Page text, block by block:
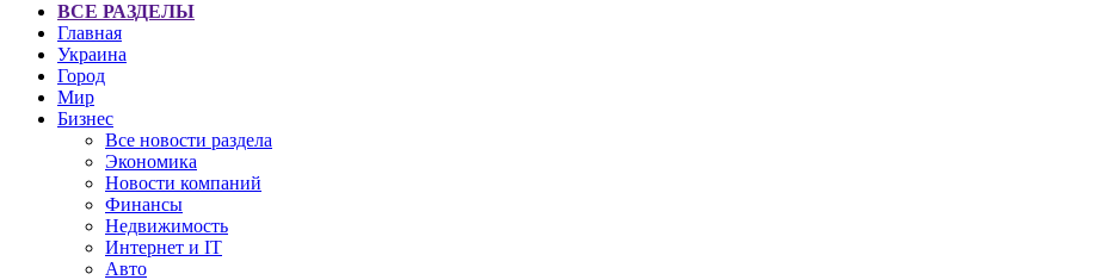
ВСЕ РАЗДЕЛЫ
Главная
Украина
Город
Мир
Бизнес
Все новости раздела
Экономика
Новости компаний
Финансы
Недвижимость
Интернет и IT
Авто